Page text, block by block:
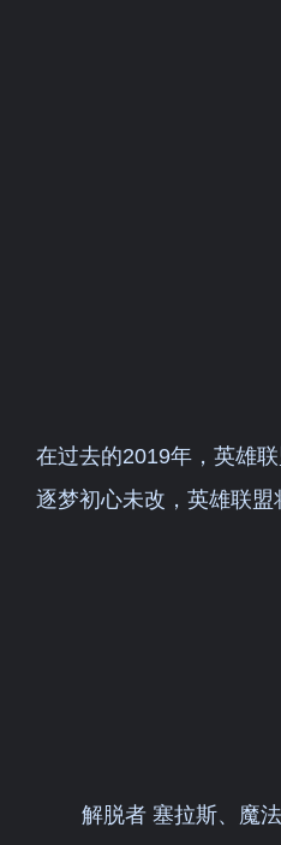
在过去的2019年，英雄
逐梦初心未改，英雄联
解脱者 塞拉斯、魔